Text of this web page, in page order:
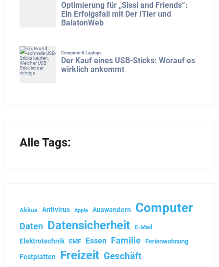
Alle Tags:
Akkus Antivirus Apple Auswandern Computer
Daten Datensicherheit E-Mail
Elektrotechnik EMF Essen Familie Ferienwohnung
Festplatten Freizeit Geschäft